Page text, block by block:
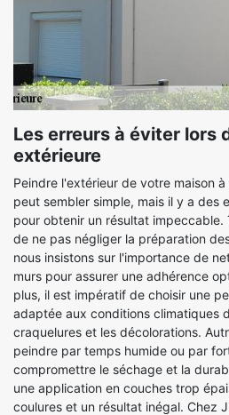
Les erreurs à éviter lors
extérieure
Peindre l'extérieur de votre maison à
peut sembler simple, mais il y a des
pour obtenir un résultat
de ne pas négliger la préparation
nous insistons sur l'importance de
murs pour assurer une adhérence
plus, il est impératif de choisir une
adaptée aux conditions climatiques
craquelures et les décolorations.
peindre par temps humide ou par
compromettre le séchage et la
une application en couches trop
coulures et un résultat inégal. Chez